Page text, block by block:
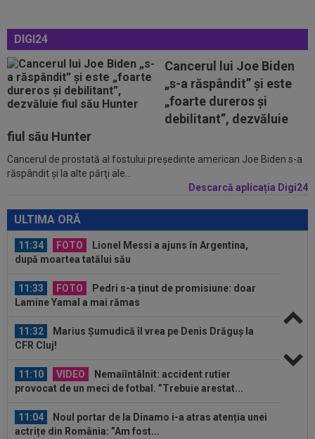
DIGI24
Cancerul lui Joe Biden
„s-a răspândit” şi este
„foarte dureros și
debilitant”, dezvăluie
fiul său Hunter
Cancerul de prostată al fostului preşedinte american Joe Biden s-a
răspândit şi la alte părţi ale...
Descarcă aplicația Digi24
ULTIMA ORĂ
11:10 VIDEO
Nemaiîntâlnit: accident rutier
provocat de un meci de fotbal. ”Trebuie arestat...
11:04
Noul portar de la Dinamo i-a atras atenția unei
actrițe din România: ”Am fost...
Pe loc! Jose Mourinho a spus-o direct, după
ce a văzut ce a decis Vinicius...
11:43 EXCLUSIV
A ”explodat” în SuperLigă și e gata
de transfer: ”Nu a scos până acum atacant...
Mondiale U19!
11:34 FOTO
Lionel Messi a ajuns în Argentina,
după moartea tatălui său
11:33 FOTO
Pedri s-a ținut de promisiune: doar
Lamine Yamal a mai rămas
11:32
Marius Șumudică îl vrea pe Denis Drăguș la
CFR Cluj!
11:10 VIDEO
Nemaiîntâlnit: accident rutier
provocat de un meci de fotbal. ”Trebuie arestat...
11:04
Noul portar de la Dinamo i-a atras atenția unei
actrițe din România: ”Am fost...